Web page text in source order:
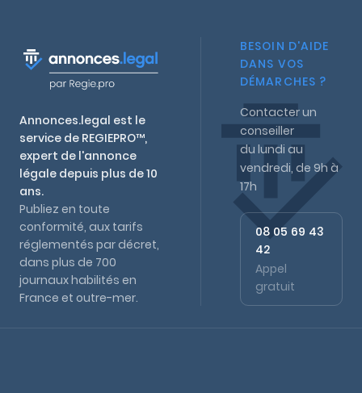
Annonces.legal est le
service de REGIEPRO™,
expert de l'annonce
légale depuis plus de 10
ans.
Publiez en toute
conformité, aux tarifs
réglementés par décret,
dans plus de 700
journaux habilités en
France et outre-mer.
BESOIN D'AIDE
DANS VOS
DÉMARCHES ?
Contacter un
conseiller
du lundi au
vendredi, de 9h à
17h
08 05 69 43
42
Appel
gratuit